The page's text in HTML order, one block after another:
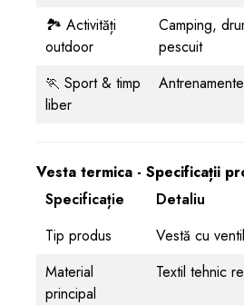
🏞️ Activități
outdoor
Camping,
pescuit
🏃 Sport & timp
liber
Vesta termica - Specificații
Specificație
Detaliu
Tip produs
Vestă cu
Material
principal
Textil tehnic